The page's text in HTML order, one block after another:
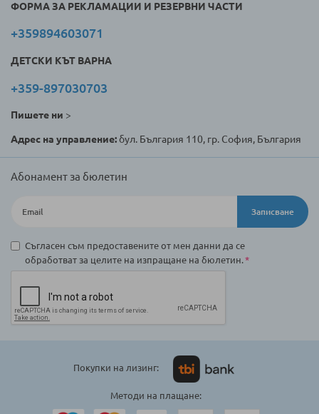
ФОРМА ЗА РЕКЛАМАЦИИ И РЕЗЕРВНИ ЧАСТИ
+359894603071
ДЕТСКИ КЪТ ВАРНА
+359-897030703
Пишете ни >
Адрес на управление:бул. България 110, гр. София, България
Абонамент за бюлетин
Записване
Съгласен съм предоставените от мен данни да се
обработват за целите на изпращане на бюлетин.
Покупки на лизинг:
Методи на плащане: